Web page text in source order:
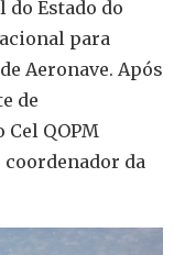
do Estado do
para
Aeronave. Após
de
QOPM
da